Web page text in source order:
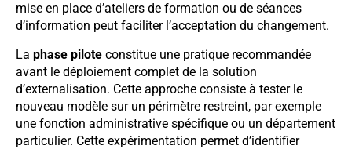
mise en place d’ateliers de formation ou de séances
d’information peut faciliter l’acceptation du changement.
La phase pilote constitue une pratique recommandée
avant le déploiement complet de la solution
d’externalisation. Cette approche consiste à tester le
nouveau modèle sur un périmètre restreint, par exemple
une fonction administrative spécifique ou un département
particulier. Cette expérimentation permet d’identifier